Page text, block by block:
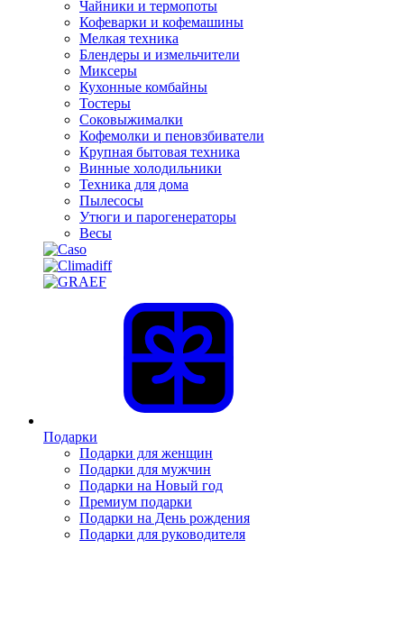
Чайники и термопоты
Кофеварки и кофемашины
Мелкая техника
Блендеры и измельчители
Миксеры
Кухонные комбайны
Тостеры
Соковыжималки
Кофемолки и пеновзбиватели
Крупная бытовая техника
Винные холодильники
Техника для дома
Пылесосы
Утюги и парогенераторы
Весы
Подарки
Подарки для женщин
Подарки для мужчин
Подарки на Новый год
Премиум подарки
Подарки на День рождения
Подарки для руководителя